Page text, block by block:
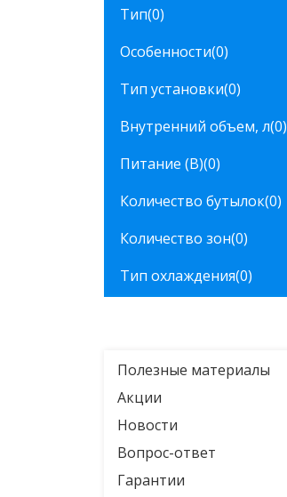
Тип(0)
Особенности(0)
Тип установки(0)
Внутренний объем, л(0)
Питание (В)(0)
Количество бутылок(0)
Количество зон(0)
Тип охлаждения(0)
Полезные материалы
Акции
Новости
Вопрос-ответ
Гарантии